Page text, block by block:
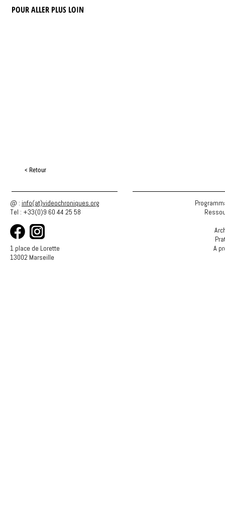
POUR ALLER PLUS LOIN
< Retour
@ : info(at)videochroniques.org
Tel : +33(0)9 60 44 25 58
1 place de Lorette
13002 Marseille
A